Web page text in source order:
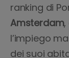
ranking di
Amsterdam
l’impiego
dei suoi